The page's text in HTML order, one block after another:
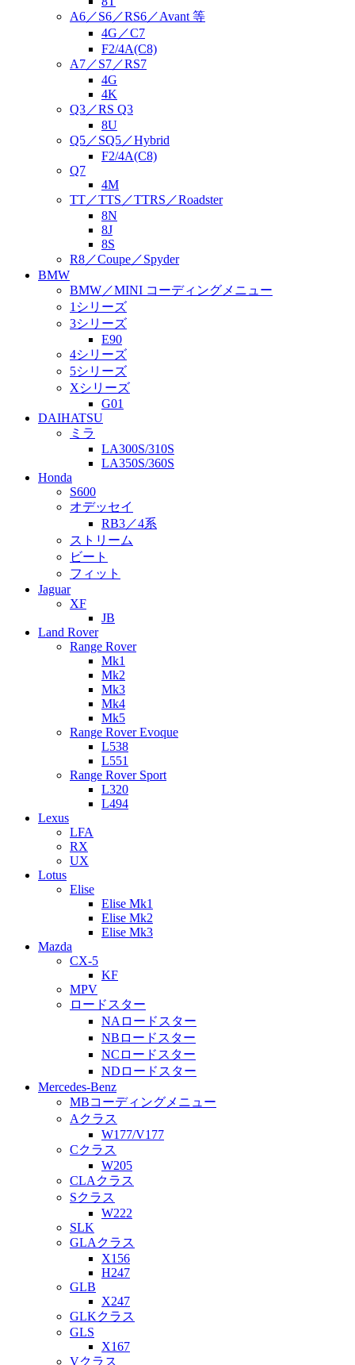
A6／S6／RS6／Avant 等
4G／C7
F2/4A(C8)
A7／S7／RS7
4G
4K
Q3／RS Q3
8U
Q5／SQ5／Hybrid
F2/4A(C8)
Q7
4M
TT／TTS／TTRS／Roadster
8N
8J
8S
R8／Coupe／Spyder
BMW
BMW／MINI コーディングメニュー
1シリーズ
3シリーズ
E90
4シリーズ
5シリーズ
Xシリーズ
G01
DAIHATSU
ミラ
LA300S/310S
LA350S/360S
Honda
S600
オデッセイ
RB3／4系
ストリーム
ビート
フィット
Jaguar
XF
JB
Land Rover
Range Rover
Mk1
Mk2
Mk3
Mk4
Mk5
Range Rover Evoque
L538
L551
Range Rover Sport
L320
L494
Lexus
LFA
RX
UX
Lotus
Elise
Elise Mk1
Elise Mk2
Elise Mk3
Mazda
CX-5
KF
MPV
ロードスター
NAロードスター
NBロードスター
NCロードスター
NDロードスター
Mercedes-Benz
MBコーディングメニュー
Aクラス
W177/V177
Cクラス
W205
CLAクラス
Sクラス
W222
SLK
GLAクラス
X156
H247
GLB
X247
GLKクラス
GLS
X167
Vクラス